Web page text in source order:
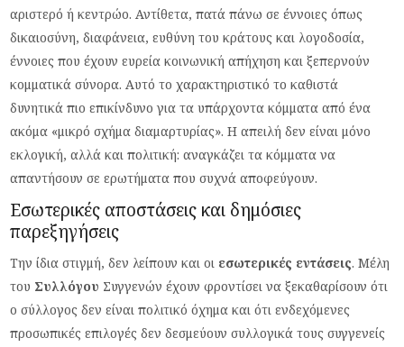
αριστερό ή κεντρώο. Αντίθετα, πατά πάνω σε έννοιες όπως
δικαιοσύνη, διαφάνεια, ευθύνη του κράτους και λογοδοσία,
έννοιες που έχουν ευρεία κοινωνική απήχηση και ξεπερνούν
κομματικά σύνορα.Αυτό το χαρακτηριστικό το καθιστά
δυνητικά πιο επικίνδυνο για τα υπάρχοντα κόμματα από ένα
ακόμα «μικρό σχήμα διαμαρτυρίας».Η απειλή δεν είναι μόνο
εκλογική, αλλά και πολιτική: αναγκάζει τα κόμματα να
απαντήσουν σε ερωτήματα που συχνά αποφεύγουν.
Εσωτερικές αποστάσεις και δημόσιες
παρεξηγήσεις
Την ίδια στιγμή, δεν λείπουν και οι εσωτερικές εντάσεις. Μέλη
του Συλλόγου Συγγενών έχουν φροντίσει να ξεκαθαρίσουν ότι
ο σύλλογος δεν είναι πολιτικό όχημα και ότι ενδεχόμενες
προσωπικές επιλογές δεν δεσμεύουν συλλογικά τους συγγενείς